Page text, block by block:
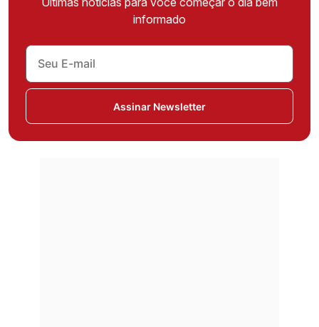
informado
Assinar Newsletter